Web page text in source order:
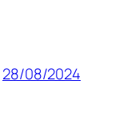
28/08/2024